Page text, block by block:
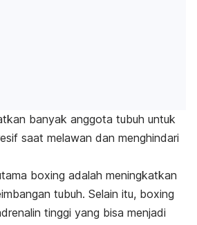
banyak anggota tubuh untuk
saat melawan dan menghindari
boxing adalah meningkatkan
tubuh. Selain itu, boxing
tinggi yang bisa menjadi